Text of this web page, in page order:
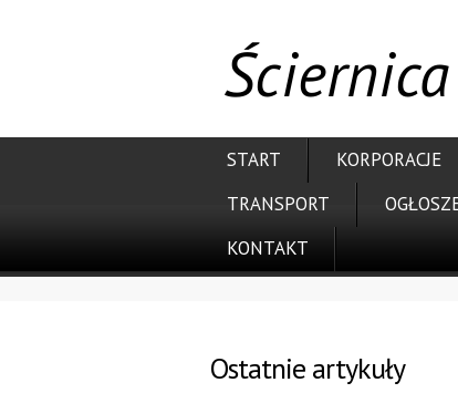
START KORPORACJE
TRANSPORT
KONTAKT
Ostatnie artykuły